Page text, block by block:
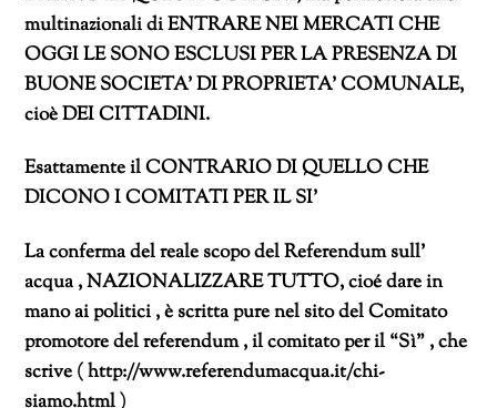
multinazionali di ENTRARE NEI MERCATI CHE
OGGI LE SONO ESCLUSI PER LA PRESENZA DI
BUONE SOCIETA’ DI PROPRIETA’ COMUNALE,
cioè DEI CITTADINI.
Esattamente il CONTRARIO DI QUELLO CHE
DICONO I COMITATI PER IL SI’
La conferma del reale scopo del Referendum sull’
acqua , NAZIONALIZZARE TUTTO, cioé dare in
mano ai politici , è scritta pure nel sito del Comitato
promotore del referendum , il comitato per il “Sì” , che
scrive ( http://www.referendumacqua.it/chi-